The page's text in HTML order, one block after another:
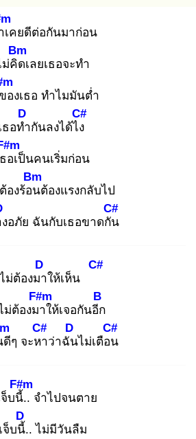
เคยดีต่อกันมาก่อน
ม่คิด
Bm
เลยเธอจะทำ
องเธอ ทำไมมันต่ำ
ธอทำ
D
กันลงได้ไง
C#
อเป็นคนเริ่มก่อน
องร้อน
Bm
ต้องแรงกลับไป
อภัย ฉันกับเธอขาดกัน
C#
ม่ต้องมา
D
ให้เห็น
C#
ม่ต้องมา
F#m
ให้เจอกันอีก
B
ดีๆ จะหา
C#
ว่าฉัน
D
ไม่เตือน
C#
จ็บนี้.
F#m
. จำไปจนตาย
เจ็บนี้.
D
. ไม่มีวันลืม